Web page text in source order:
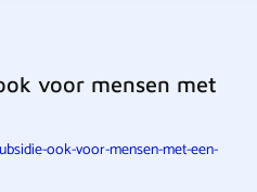
voor mensen met
ook-voor-mensen-met-een-